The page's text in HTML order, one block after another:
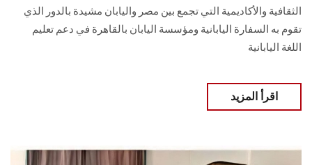
الثقافية والأكاديمية التي تجمع بين مصر واليابان مشيدة بالدور الذي
تقوم به السفارة اليابانية ومؤسسة اليابان بالقاهرة في دعم تعليم
اللغة اليابانية
اقرأ المزيد